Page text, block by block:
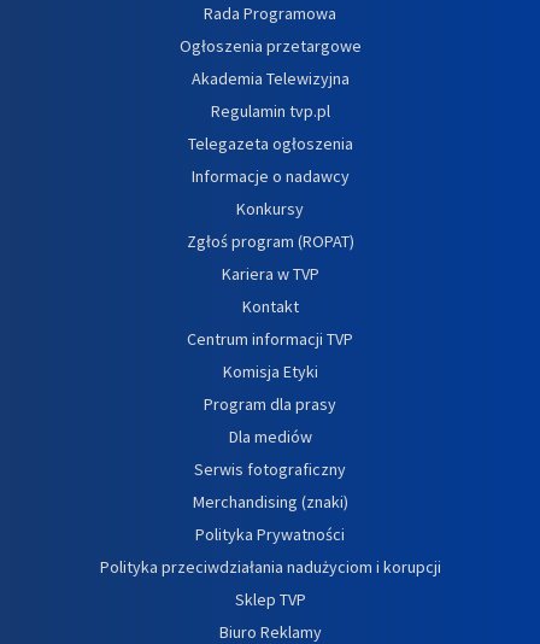
Rada Programowa
Ogłoszenia przetargowe
Akademia Telewizyjna
Regulamin tvp.pl
Telegazeta ogłoszenia
Informacje o nadawcy
Konkursy
Zgłoś program (ROPAT)
Kariera w TVP
Kontakt
Centrum informacji TVP
Komisja Etyki
Program dla prasy
Dla mediów
Serwis fotograficzny
Merchandising (znaki)
Polityka Prywatności
Polityka przeciwdziałania nadużyciom i korupcji
Sklep TVP
Biuro Reklamy